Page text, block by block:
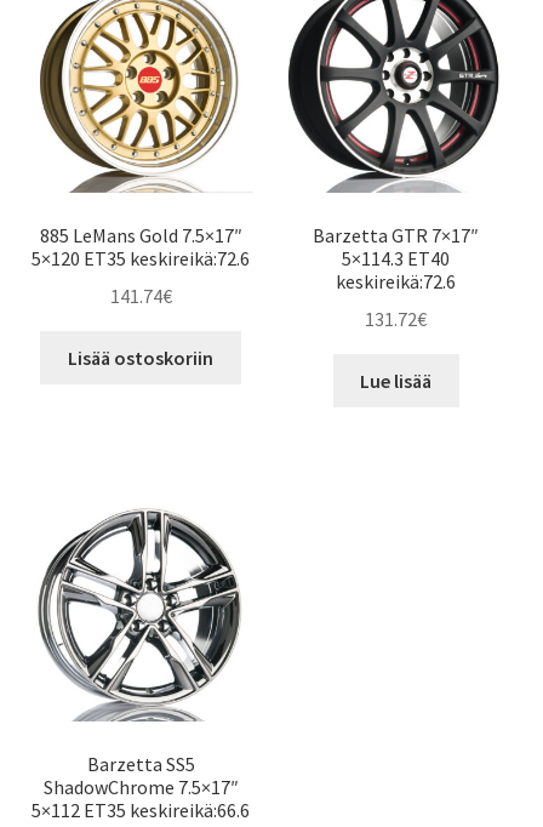
885 LeMans Gold 7.5×17″
5×120 ET35 keskireikä:72.6
141.74€
Lisää ostoskoriin
Barzetta GTR 7×17″
5×114.3 ET40
keskireikä:72.6
131.72€
Lue lisää
Barzetta SS5
ShadowChrome 7.5×17″
5×112 ET35 keskireikä:66.6